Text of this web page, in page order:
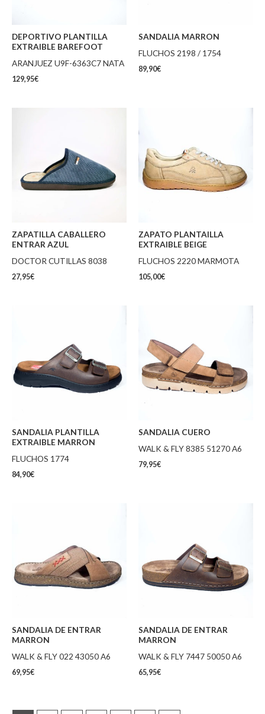
DEPORTIVO PLANTILLA
EXTRAIBLE BAREFOOT
ARANJUEZ U9F-6363C7 NATA
129,95€
SANDALIA MARRON
FLUCHOS 2198 / 1754
89,90€
ZAPATILLA CABALLERO
ENTRAR AZUL
DOCTOR CUTILLAS 8038
27,95€
ZAPATO PLANTAILLA
EXTRAIBLE BEIGE
FLUCHOS 2220 MARMOTA
105,00€
SANDALIA PLANTILLA
EXTRAIBLE MARRON
FLUCHOS 1774
84,90€
SANDALIA CUERO
WALK & FLY 8385 51270 A6
79,95€
SANDALIA DE ENTRAR
MARRON
WALK & FLY 022 43050 A6
69,95€
SANDALIA DE ENTRAR
MARRON
WALK & FLY 7447 50050 A6
65,95€